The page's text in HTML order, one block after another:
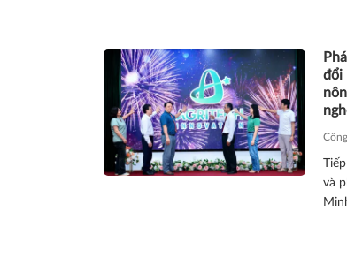
đổi
và